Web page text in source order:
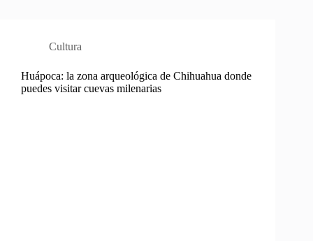
Cultura
Huápoca: la zona arqueológica de Chihuahua donde
puedes visitar cuevas milenarias